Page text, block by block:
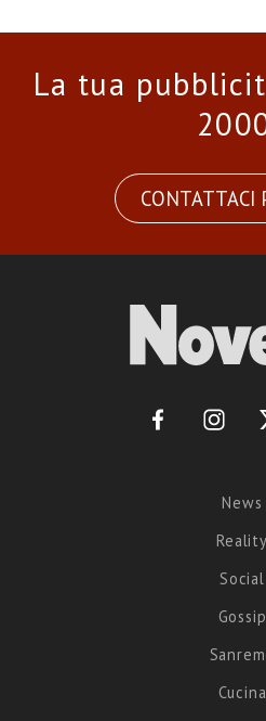
La tua
CONTATTACI
News
Reality
Social
Gossip
Cucina